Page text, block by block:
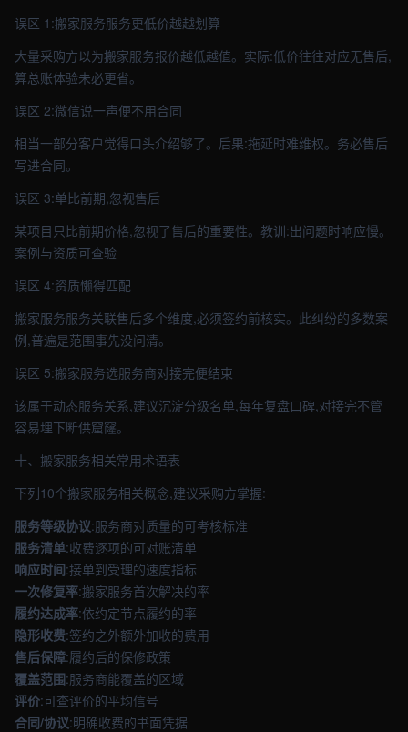
误区 1:搬家服务服务更低价越越划算
大量采购方以为搬家服务报价越低越值。实际:低价往往对应无售后,
算总账体验未必更省。
误区 2:微信说一声便不用合同
相当一部分客户觉得口头介绍够了。后果:拖延时难维权。务必售后
写进合同。
误区 3:单比前期,忽视售后
某项目只比前期价格,忽视了售后的重要性。教训:出问题时响应慢。
案例与资质可查验
误区 4:资质懒得匹配
搬家服务服务关联售后多个维度,必须签约前核实。此纠纷的多数案
例,普遍是范围事先没问清。
误区 5:搬家服务选服务商对接完便结束
该属于动态服务关系,建议沉淀分级名单,每年复盘口碑,对接完不管
容易埋下断供窟窿。
十、搬家服务相关常用术语表
下列10个搬家服务相关概念,建议采购方掌握:
服务等级协议:服务商对质量的可考核标准
服务清单:收费逐项的可对账清单
响应时间:接单到受理的速度指标
一次修复率:搬家服务首次解决的率
履约达成率:依约定节点履约的率
隐形收费:签约之外额外加收的费用
售后保障:履约后的保修政策
覆盖范围:服务商能覆盖的区域
评价:可查评价的平均信号
合同/协议:明确收费的书面凭据